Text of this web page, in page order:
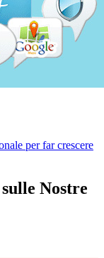
per far crescere
Nostre